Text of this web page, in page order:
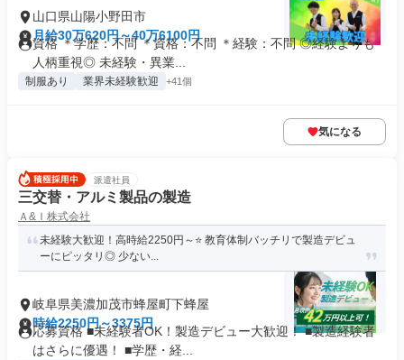
山口県山陽小野田市
月給30万620円～40万6100円
資格 ＊学歴：不問 ＊資格：不問 ＊経験：不問 ◎経験よりも
人柄重視◎ 未経験・異業...
制服あり 業界未経験歓迎 +41個
気になる
派遣社員
三交替・アルミ製品の製造
Ａ&Ｉ株式会社
未経験大歓迎！高時給2250円～⭐ 教育体制バッチリで製造デビュ
ーにピッタリ◎ 少ない...
岐阜県美濃加茂市蜂屋町下蜂屋
時給2250円～3375円
応募資格 ■未経験者OK！製造デビュー大歓迎！ ■製造経験者
はさらに優遇！ ■学歴・経...